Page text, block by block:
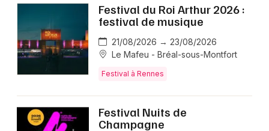
Festival du Roi Arthur 2026 :
festival de musique
21/08/2026 → 23/08/2026
Le Mafeu - Bréal-sous-Montfort
Festival à Rennes
Festival Nuits de
Champagne